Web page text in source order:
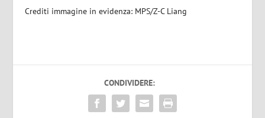
Crediti immagine in evidenza: MPS/Z-C Liang
CONDIVIDERE: